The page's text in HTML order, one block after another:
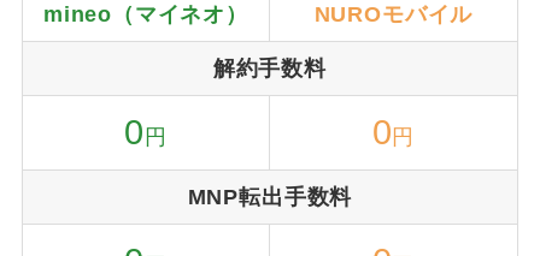
mineo（マイネオ） NUROモバイル
解約手数料
0 円 0円
MNP転出手数料